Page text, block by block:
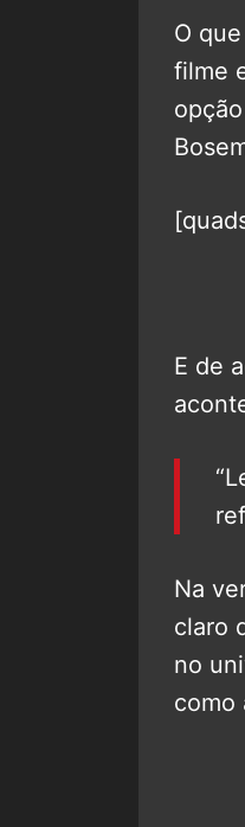
O
filme
E de
Na
claro
no
como